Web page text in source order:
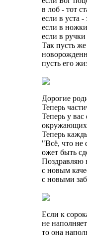
в лоб - тот
если в уста
если в
если в
Так пусть
пусть его
Дорогие
Теперь
Теперь у вас
Теперь
"Всё, что не
ожет быть
Поздравляю
с новым
с новыми
Если к
не
то она